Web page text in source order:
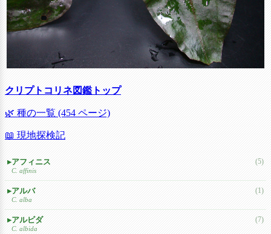
クリプトコリネ図鑑トップ
🌿 種の一覧 (454 ページ)
📖 現地探検記
アフィニス
C. affinis
(5)
アルバ
C. alba
(1)
アルビダ
C. albida
(7)